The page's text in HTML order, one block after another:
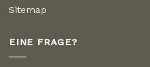
Sitemap
EINE FRAGE?